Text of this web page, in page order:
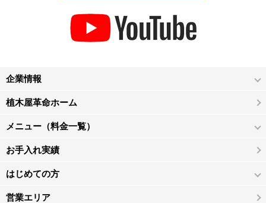
企業情報
植木屋革命ホーム
メニュー（料金一覧）
お手入れ実績
はじめての方
営業エリア